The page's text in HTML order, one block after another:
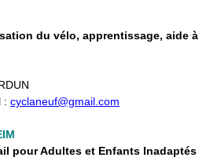
du vélo, apprentissage, aide à
: cyclaneuf@gmail.com
pour Adultes et Enfants Inadaptés